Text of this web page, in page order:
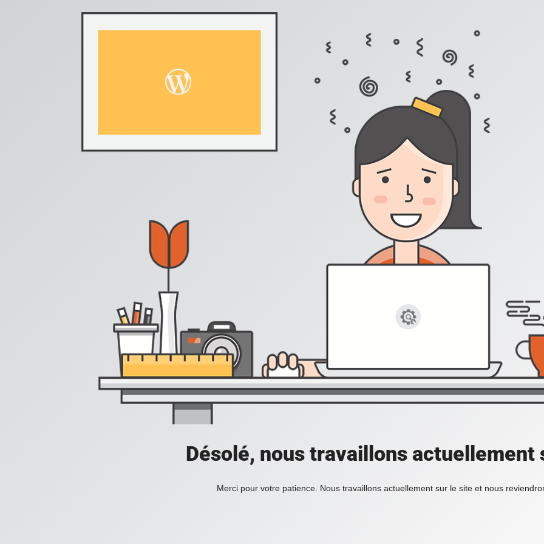
Désolé, nous travaillons actuellement
Merci pour votre patience. Nous travaillons actuellement sur le site et nous